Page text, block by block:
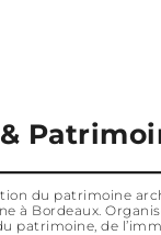
du patrimoine
à Bordeaux.
patrimoine, de